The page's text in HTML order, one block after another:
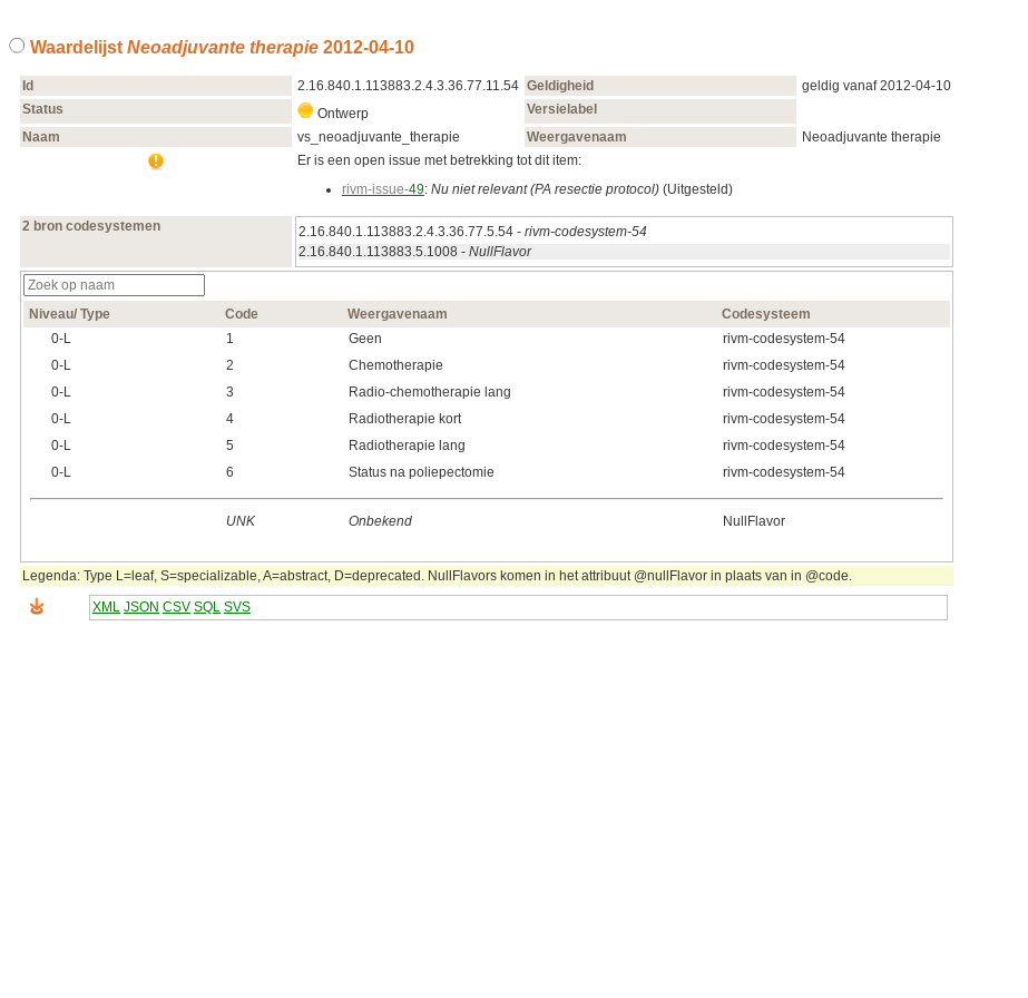
Waardelijst Neoadjuvante therapie 2012‑04‑10
Id 2.16.840.1.113883.2.4.3.36.77.11.54 Geldigheid
geldig vanaf 2012‑04‑10
Status
Ontwerp
Versielabel
Naam
vs_neoadjuvante_therapie Weergavenaam
Neoadjuvante therapie
Er is een open issue met betrekking tot dit item:
rivm-issue-49: Nu niet relevant (PA resectie protocol) (Uitgesteld)
2 bron codesystemen 2.16.840.1.113883.2.4.3.36.77.5.54 - rivm-codesystem-54
2.16.840.1.113883.5.1008 - NullFlavor
Niveau/ Type Code Weergavenaam
Codesysteem
0‑L
1 Geen
rivm-codesystem-54
0‑L
2 Chemotherapie
rivm-codesystem-54
0‑L
3 Radio-chemotherapie lang
rivm-codesystem-54
0‑L
4 Radiotherapie kort
rivm-codesystem-54
0‑L
5 Radiotherapie lang
rivm-codesystem-54
0‑L
6 Status na poliepectomie rivm-codesystem-54
UNK Onbekend NullFlavor
Legenda: Type L=leaf, S=specializable, A=abstract, D=deprecated. NullFlavors komen in het attribuut @nullFlavor in plaats van in @code.
XML JSON CSV SQL SVS